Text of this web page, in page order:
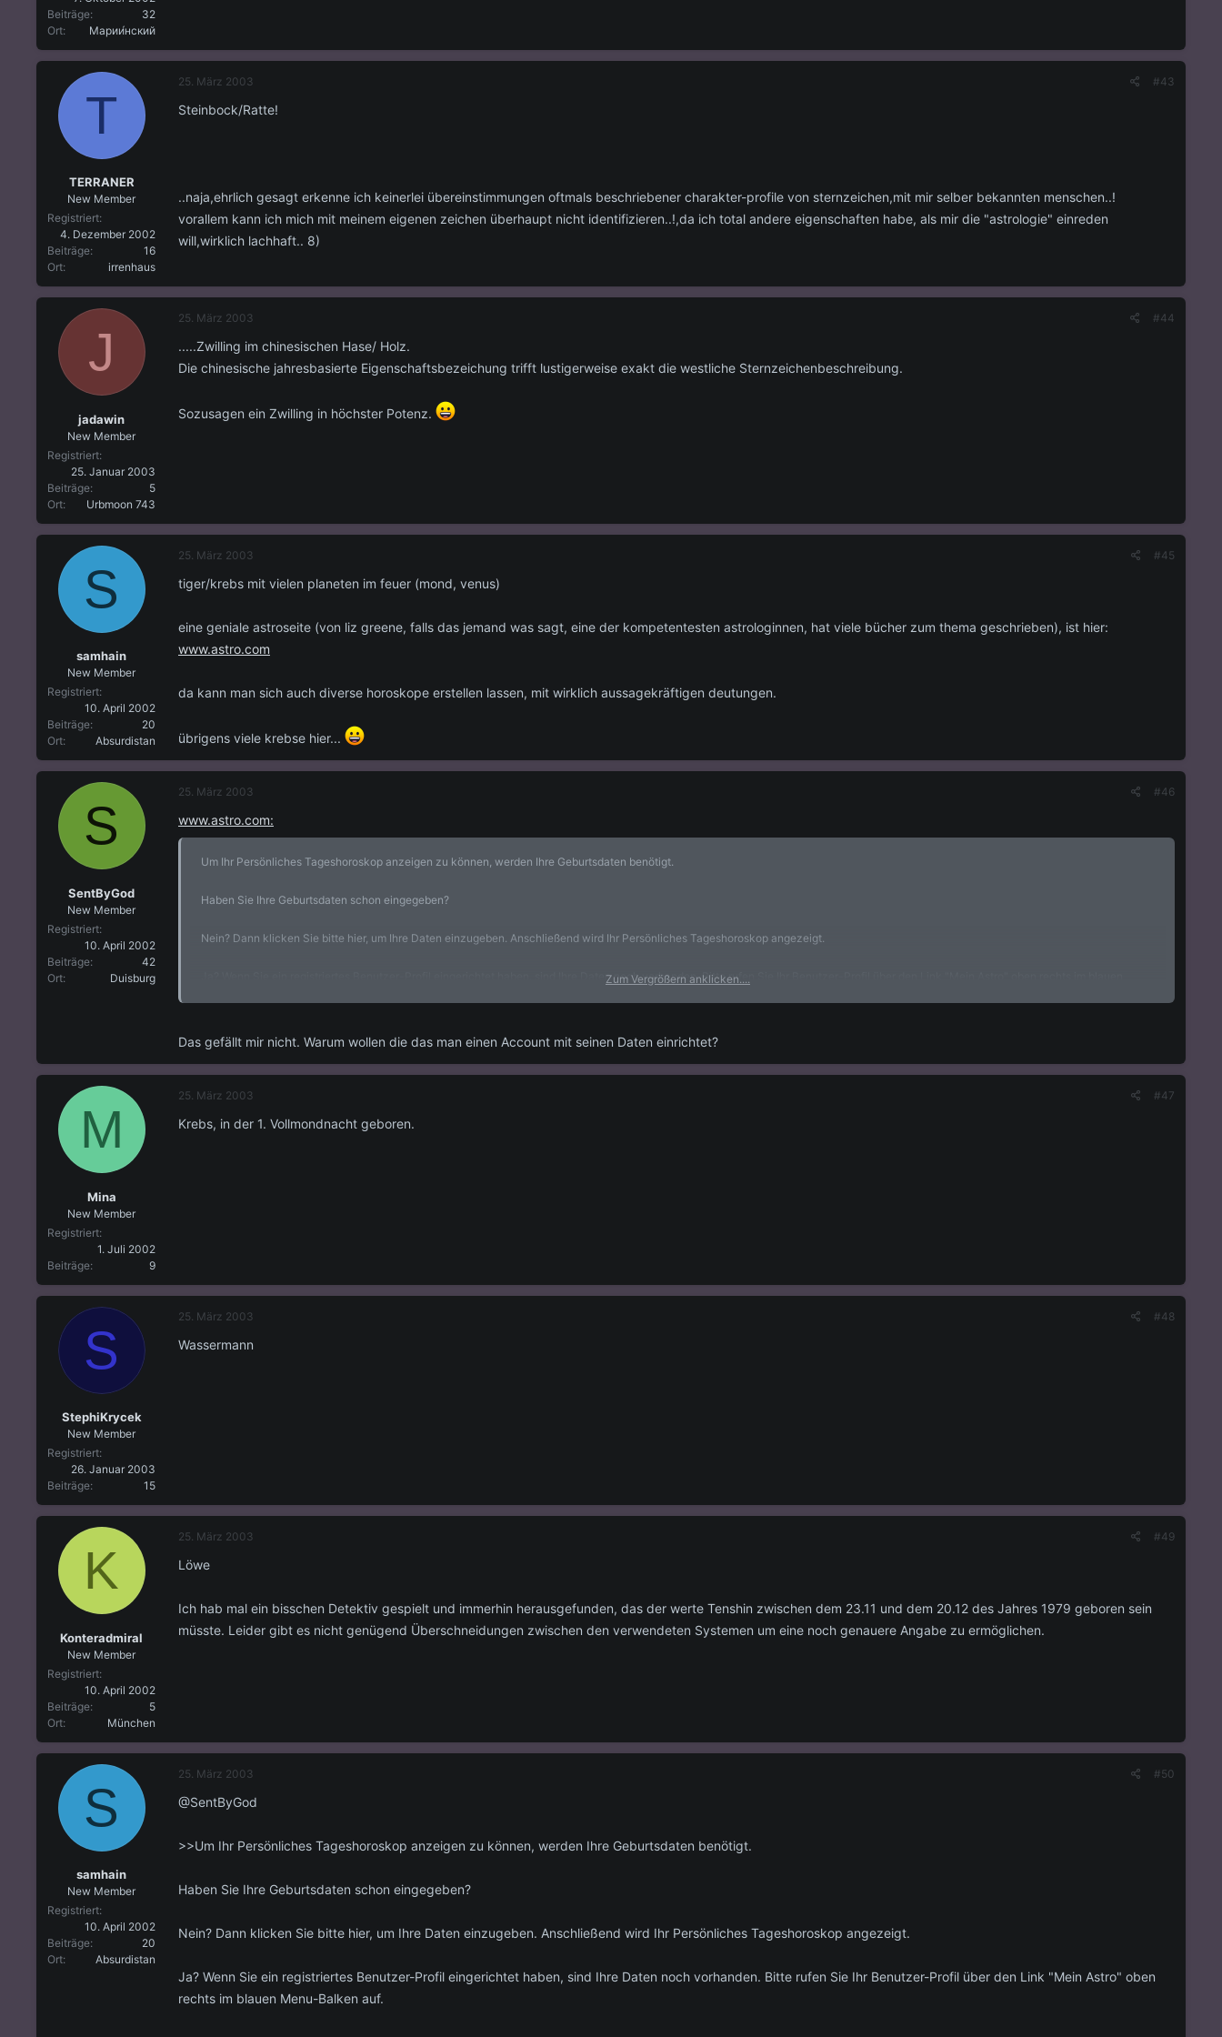
Beiträge
32
Ort
Марии́нский
T
TERRANER
New Member
Registriert
4. Dezember 2002
Beiträge
16
Ort
irrenhaus
25. März 2003 #43
Steinbock/Ratte!
..naja,ehrlich gesagt erkenne ich keinerlei übereinstimmungen oftmals beschriebener charakter-profile von sternzeichen,mit mir selber bekannten menschen..!
vorallem kann ich mich mit meinem eigenen zeichen überhaupt nicht identifizieren..!,da ich total andere eigenschaften habe, als mir die "astrologie" einreden
will,wirklich lachhaft.. 8)
J
jadawin
New Member
Registriert
25. Januar 2003
Beiträge
5
Ort
Urbmoon 743
25. März 2003 #44
.....Zwilling im chinesischen Hase/ Holz.
Die chinesische jahresbasierte Eigenschaftsbezeichung trifft lustigerweise exakt die westliche Sternzeichenbeschreibung.
Sozusagen ein Zwilling in höchster Potenz.
S
samhain
New Member
Registriert
10. April 2002
Beiträge
20
Ort
Absurdistan
25. März 2003 #45
tiger/krebs mit vielen planeten im feuer (mond, venus)
eine geniale astroseite (von liz greene, falls das jemand was sagt, eine der kompetentesten astrologinnen, hat viele bücher zum thema geschrieben), ist hier:
www.astro.com
da kann man sich auch diverse horoskope erstellen lassen, mit wirklich aussagekräftigen deutungen.
übrigens viele krebse hier...
S
SentByGod
New Member
Registriert
10. April 2002
Beiträge
42
Ort
Duisburg
25. März 2003 #46
www.astro.com:
Um Ihr Persönliches Tageshoroskop anzeigen zu können, werden Ihre Geburtsdaten benötigt.
Haben Sie Ihre Geburtsdaten schon eingegeben?
Nein? Dann klicken Sie bitte hier, um Ihre Daten einzugeben. Anschließend wird Ihr Persönliches Tageshoroskop angezeigt.
Ja? Wenn Sie ein registriertes Benutzer-Profil eingerichtet haben, sind Ihre Daten noch vorhanden. Bitte rufen Sie Ihr Benutzer-Profil über den Link "Mein Astro" oben rechts im blauen
Zum Vergrößern anklicken....
Das gefällt mir nicht. Warum wollen die das man einen Account mit seinen Daten einrichtet?
M
Mina
New Member
Registriert
1. Juli 2002
Beiträge
9
25. März 2003 #47
Krebs, in der 1. Vollmondnacht geboren.
S
StephiKrycek
New Member
Registriert
26. Januar 2003
Beiträge
15
25. März 2003 #48
Wassermann
K
Konteradmiral
New Member
Registriert
10. April 2002
Beiträge
5
Ort
München
25. März 2003 #49
Löwe
Ich hab mal ein bisschen Detektiv gespielt und immerhin herausgefunden, das der werte Tenshin zwischen dem 23.11 und dem 20.12 des Jahres 1979 geboren sein
müsste. Leider gibt es nicht genügend Überschneidungen zwischen den verwendeten Systemen um eine noch genauere Angabe zu ermöglichen.
S
samhain
New Member
Registriert
10. April 2002
Beiträge
20
Ort
Absurdistan
25. März 2003 #50
@SentByGod
>>Um Ihr Persönliches Tageshoroskop anzeigen zu können, werden Ihre Geburtsdaten benötigt.
Haben Sie Ihre Geburtsdaten schon eingegeben?
Nein? Dann klicken Sie bitte hier, um Ihre Daten einzugeben. Anschließend wird Ihr Persönliches Tageshoroskop angezeigt.
Ja? Wenn Sie ein registriertes Benutzer-Profil eingerichtet haben, sind Ihre Daten noch vorhanden. Bitte rufen Sie Ihr Benutzer-Profil über den Link "Mein Astro" oben
rechts im blauen Menu-Balken auf.